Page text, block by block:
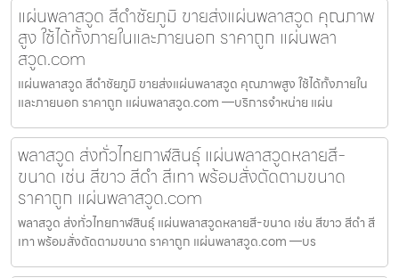
แผ่นพลาสวูด สีดำชัยภูมิ ขายส่งแผ่นพลาสวูด คุณภาพ
สูง ใช้ได้ทั้งภายในและภายนอก ราคาถูก แผ่นพลา
สวูด.com
แผ่นพลาสวูด สีดำชัยภูมิ ขายส่งแผ่นพลาสวูด คุณภาพสูง ใช้ได้ทั้งภายใน
และภายนอก ราคาถูก แผ่นพลาสวูด.com —บริการจำหน่าย แผ่น
พลาสวูด ส่งทั่วไทยกาฬสินธุ์ แผ่นพลาสวูดหลายสี-
ขนาด เช่น สีขาว สีดำ สีเทา พร้อมสั่งตัดตามขนาด
ราคาถูก แผ่นพลาสวูด.com
พลาสวูด ส่งทั่วไทยกาฬสินธุ์ แผ่นพลาสวูดหลายสี-ขนาด เช่น สีขาว สีดำ สี
เทา พร้อมสั่งตัดตามขนาด ราคาถูก แผ่นพลาสวูด.com —บร